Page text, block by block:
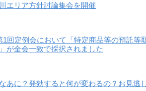
エリア方針討論集会を開催
定例会において「特定商品等の預託等
が全会一致で採択されました
あに？発効すると何が変わるの？お見逃